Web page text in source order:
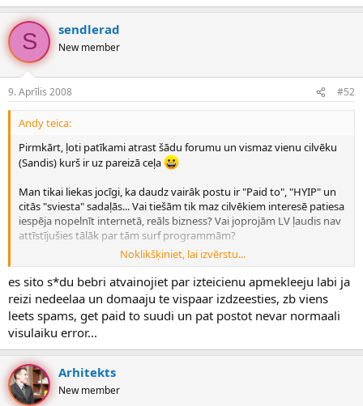
S sendlerad
New member
9. Aprīlis 2008 #52
Andy teica:
Pirmkārt, ļoti patīkami atrast šādu forumu un vismaz vienu cilvēku
(Sandis) kurš ir uz pareizā ceļa
Man tikai liekas jocīgi, ka daudz vairāk postu ir "Paid to", "HYIP" un
citās "sviesta" sadaļās... Vai tiešām tik maz cilvēkiem interesē patiesa
iespēja nopelnīt internetā, reāls bizness? Vai joprojām LV ļaudis nav
attīstījušies tālāk par tām surf programmām?
Interneta mārketings, affiliate programmas ir tas ceļš, kuru ejot,
ikvienam (gandrīz) no mums ir iespēja nopelnīt...nopelnīt labi...pat
kļūt par miljonāriem! Bet nē! Tā vietā labāk tērēt laiku par pilnīgu
sviestu... Es nesaprotu! Lūdzu, Jūsu komentus par šo!
Noklikšķiniet, lai izvērstu...
es sito s*du bebri atvainojiet par izteicienu apmekleeju labi ja
reizi nedeelaa un domaaju te vispaar izdzeesties, zb viens
leets spams, get paid to suudi un pat postot nevar normaali
visulaiku error...
Arhitekts
New member